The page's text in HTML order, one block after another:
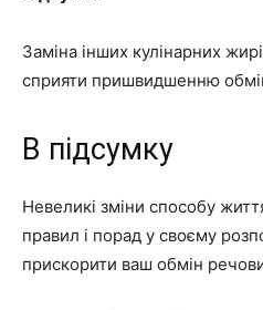
Заміна інших кулінарних
сприяти пришвидшенню
В підсумку
Невеликі зміни способу
правил і порад у своєму
прискорити ваш обмін